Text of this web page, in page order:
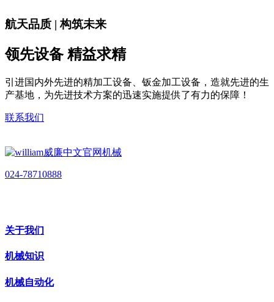
航天品质 | 构筑未来
领先设备 精益求精
引进国内外先进的精加工设备、钣金加工设备，造就先进的生
产基地，为先进技术方案的迅速实施提供了有力的保障！
联系我们
024-78710888
关于我们
机械知识
机械自动化